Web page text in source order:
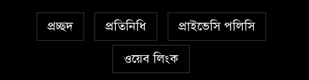
প্রচ্ছদ প্রতিনিধি প্রাইভেসি পলিসি
ওয়েব লিংক